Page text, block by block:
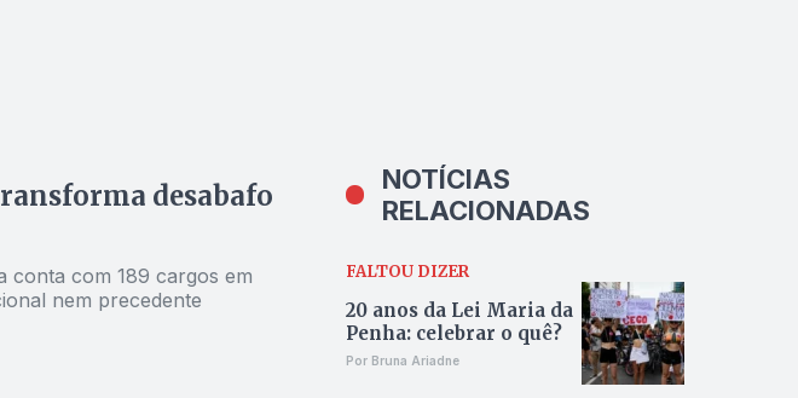
desabafo
conta com 189 cargos em
nem precedente
NOTÍCIAS
RELACIONADAS
FALTOU DIZER
20 anos da Lei Maria da
Penha: celebrar o quê?
Por Bruna Ariadne